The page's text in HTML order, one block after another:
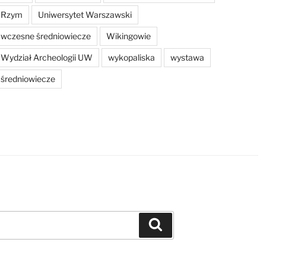
Rzym Uniwersytet Warszawski
wczesne średniowiecze Wikingowie
Wydział Archeologii UW wykopaliska wystawa
średniowiecze